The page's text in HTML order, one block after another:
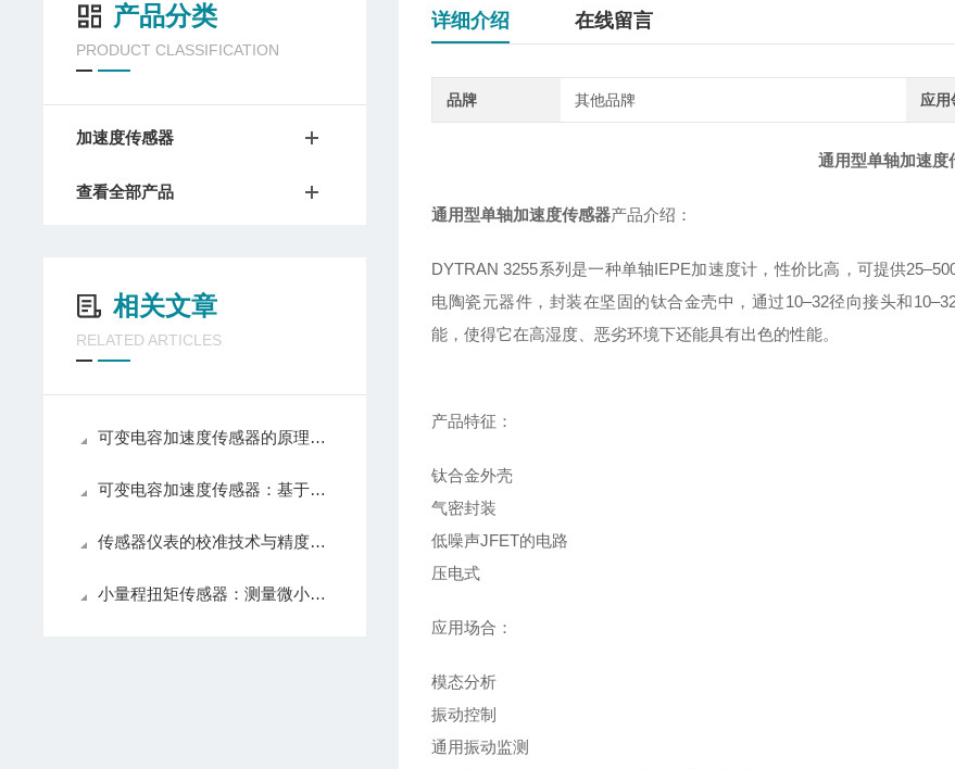
详细介绍 在线留言
品牌 其他品牌 应用
通用型单轴加速度
通用型单轴加速度传感器产品介绍：
DYTRAN 3255系列是一种单轴IEPE加速度计，性价比高，可提供
电陶瓷元器件，封装在坚固的钛合金壳中，通过10–32径向接头和
能，使得它在高湿度、恶劣环境下还能具有出色的性能。
产品特征：
钛合金外壳
气密封装
低噪声JFET的电路
压电式
应用场合：
模态分析
振动控制
通用振动监测
产品分类
PRODUCT CLASSIFICATION
加速度传感器
查看全部产品
相关文章
RELATED ARTICLES
可变电容加速度传感器的原理及核心结构组成
可变电容加速度传感器：基于电容变化原理的非接触式惯性传感器
传感器仪表的校准技术与精度提升方法
小量程扭矩传感器：测量微小扭矩的仪器